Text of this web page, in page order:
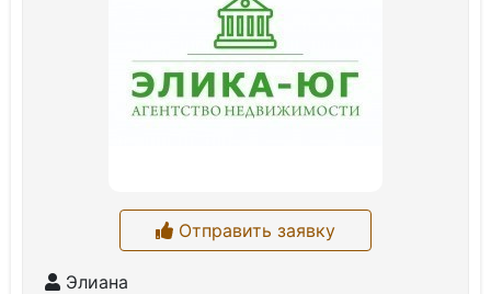
Отправить заявку
Элиана